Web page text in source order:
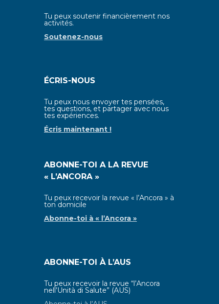
Tu peux soutenir financièrement nos
activités.
Soutenez-nous
ÉCRIS-NOUS
Tu peux nous envoyer tes pensées,
tes questions, et partager avec nous
tes expériences.
Écris maintenant !
ABONNE-TOI A LA REVUE
« L’ANCORA »
Tu peux recevoir la revue « l’Ancora » à
ton domicile
Abonne-toi à « l’Ancora »
ABONNE-TOI À L’AUS
Tu peux recevoir la revue “l’Ancora
nell’Unità di Salute” (AUS)